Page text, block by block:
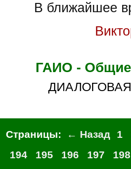
В ближайшее
ГАИО -
ДИАЛОГОВАЯ
Страницы: ← Назад 1
194
195 196 197 198